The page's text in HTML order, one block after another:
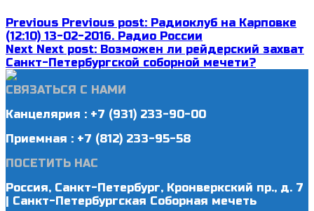
Previous Previous post: Радиоклуб на Карповке
(12:10) 13-02-2016. Радио России
Next Next post: Возможен ли рейдерский захват
Санкт-Петербургской соборной мечети?
СВЯЗАТЬСЯ С НАМИ
Канцелярия : +7 (931) 233-90-00
Приемная : +7 (812) 233-95-58
ПОСЕТИТЬ НАС
Россия, Санкт-Петербург, Кронверкский пр., д. 7
| Санкт-Петербургская Соборная мечеть